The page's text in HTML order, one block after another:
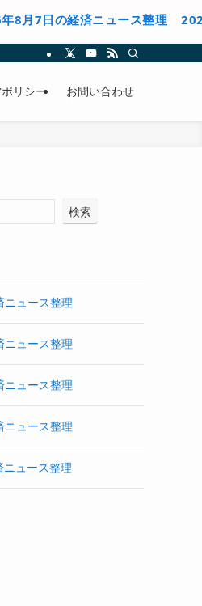
経済ニュース整理 2026年8月5
リシー お問い合わせ
検索
ニュース整理
ニュース整理
ニュース整理
ニュース整理
ュース整理